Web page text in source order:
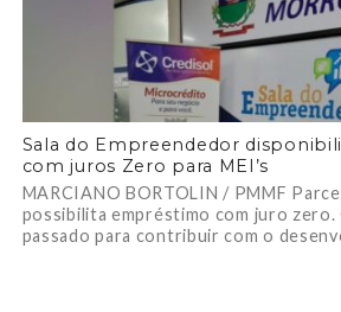
Sala do Empreendedor
com juros Zero para MEI’s
MARCIANO BORTOLIN / PMMF
possibilita empréstimo com juro zero.
passado para contribuir com o